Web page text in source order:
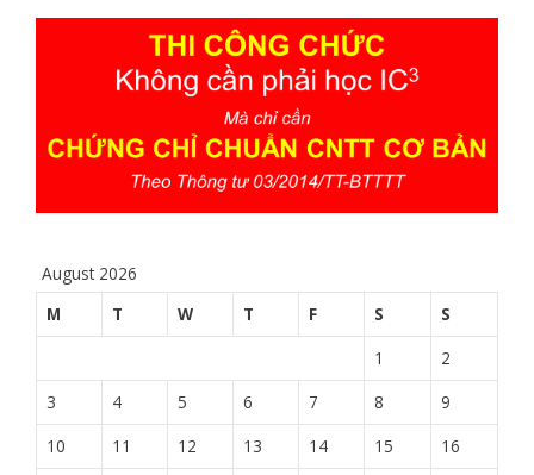
August 2026
M
T W T F S
S
1
2
3
4 5 6 7 8
9
10
11 12 13 14 15
16